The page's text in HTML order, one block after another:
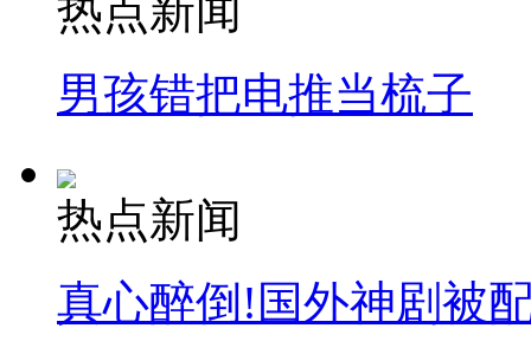
热点新闻
男孩错把电推当梳子
热点新闻
真心醉倒!国外神剧被